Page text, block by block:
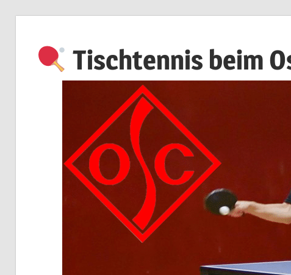
springen
Tischtennis beim